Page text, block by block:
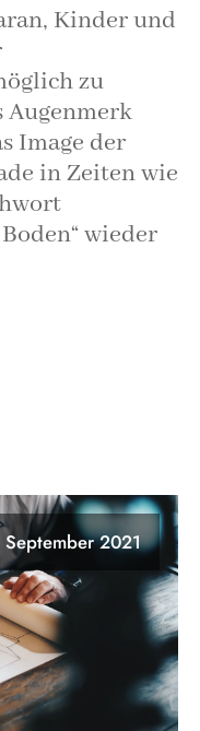
Kinder und
zu
Augenmerk
Image der
in Zeiten wie
wieder
September 2021